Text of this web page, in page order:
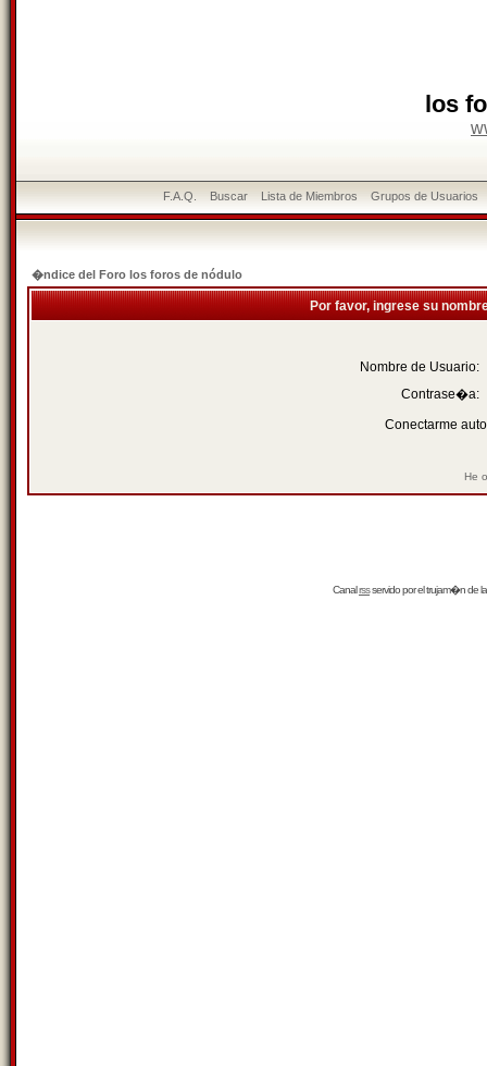
los
F.A.Q. Buscar Lista de Miembros Grupos de Usuarios
�ndice del Foro los foros de nódulo
Por favor, ingrese su
Nombre de Usuario:
Contrase�a:
Conectarme
He
Canalrssservido por eltrujam�nde